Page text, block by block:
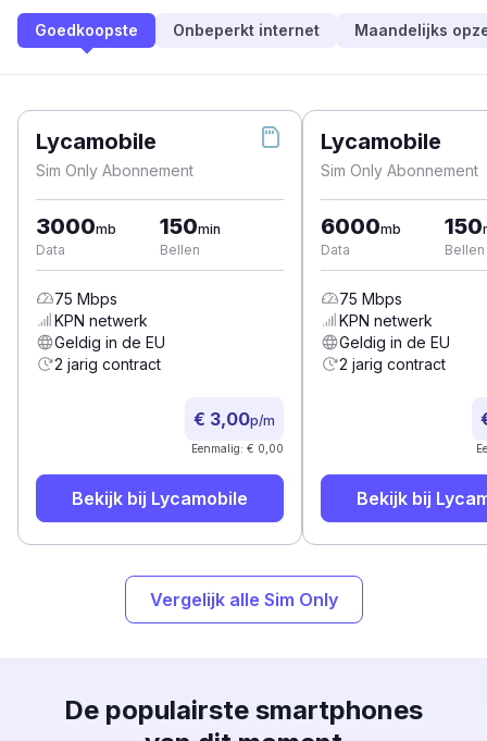
Goedkoopste Onbeperkt internet Maandelijks
Lycamobile
Sim Only Abonnement
3000mb
Data
150min
Bellen
75 Mbps
KPN netwerk
Geldig in de EU
2 jarig contract
€ 3,00p/m
Eenmalig: € 0,00
Bekijk bij Lycamobile
Lycamobile
Sim Only Abonnement
6000mb
Data
150
Bellen
75 Mbps
KPN netwerk
Geldig in de EU
2 jarig contract
Bekijk bij
Vergelijk alle Sim Only
De populairste smartphones